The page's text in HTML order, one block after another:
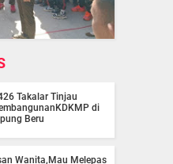
Takalar Tinjau
di
Beru
Wanita,Mau Melepas